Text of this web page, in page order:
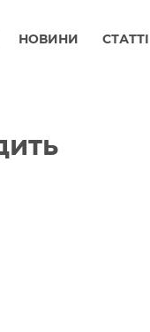
НОВИНИ СТАТТІ